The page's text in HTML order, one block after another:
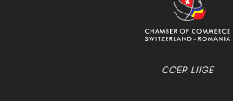
CCER LIIGE